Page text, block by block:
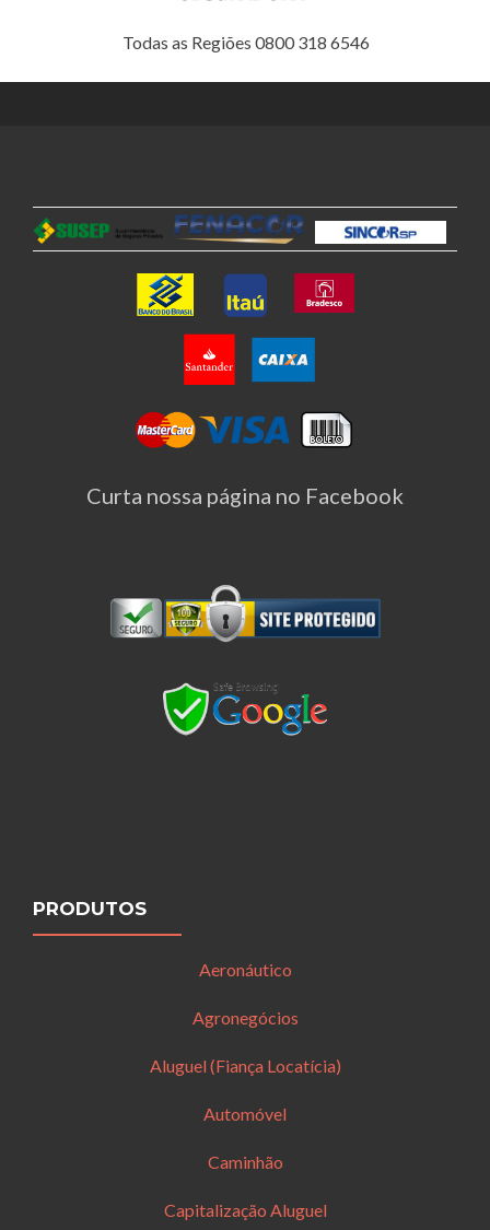
Todas as Regiões 0800 318 6546
Curta nossa página no Facebook
PRODUTOS
Aeronáutico
Agronegócios
Aluguel (Fiança Locatícia)
Automóvel
Caminhão
Capitalização Aluguel